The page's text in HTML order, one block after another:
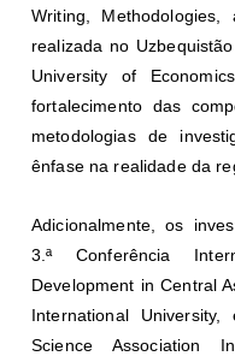
Writing, Methodologies,
realizada no
University of
fortalecimento das
metodologias de
ênfase na realidade da
Adicionalmente, os
3.ª Conferência
Development in Central
International
Science Association